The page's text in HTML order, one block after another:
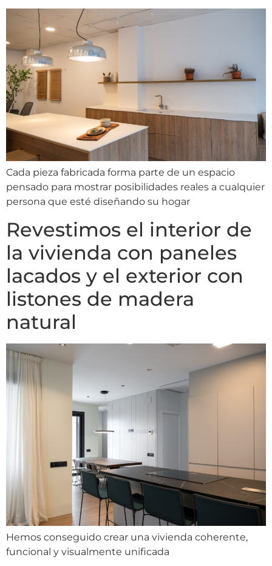
Cada pieza fabricada forma parte de un espacio
pensado para mostrar posibilidades reales a cualquier
persona que esté diseñando su hogar
Revestimos el interior de
la vivienda con paneles
lacados y el exterior con
listones de madera
natural
Hemos conseguido crear una vivienda coherente,
funcional y visualmente unificada